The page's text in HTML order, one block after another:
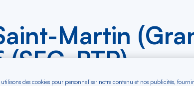
Martin
(SFG-PTP)
utilisons des cookies pour personnaliser notre contenu et nos publicités,